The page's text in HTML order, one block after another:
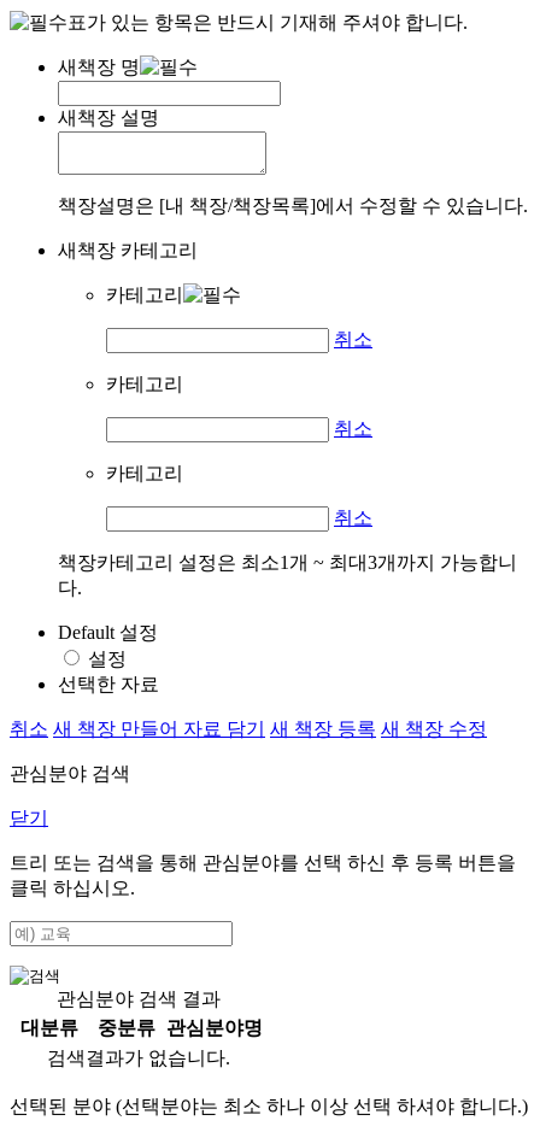
표가 있는 항목은 반드시 기재해 주셔야 합니다.
새책장 명
새책장 설명
책장설명은 [내 책장/책장목록]에서 수정할 수 있습니다.
새책장 카테고리
카테고리
취소
카테고리
취소
카테고리
취소
책장카테고리 설정은 최소1개 ~ 최대3개까지 가능합니
다.
Default 설정
설정
선택한 자료
취소 새 책장 만들어 자료 담기 새 책장 등록 새 책장 수정
관심분야 검색
닫기
트리 또는 검색을 통해 관심분야를 선택 하신 후 등록 버튼을
클릭 하십시오.
관심분야 검색 결과
대분류
중분류
관심분야명
검색결과가 없습니다.
선택된 분야 (선택분야는 최소 하나 이상 선택 하셔야 합니다.)